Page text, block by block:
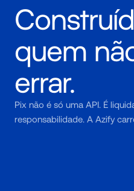
quem
errar.
Pix não é só uma API. É
responsabilidade. A Azify